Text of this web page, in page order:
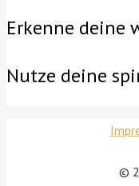
Erkenne deine
Nutze deine
©